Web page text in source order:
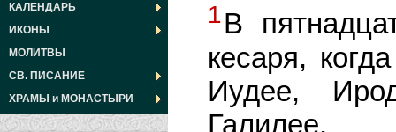
КАЛЕНДАРЬ
ИКОНЫ
МОЛИТВЫ
СВ. ПИСАНИЕ
ХРАМЫ и МОНАСТЫРИ
1В
кесаря,
Иудее,